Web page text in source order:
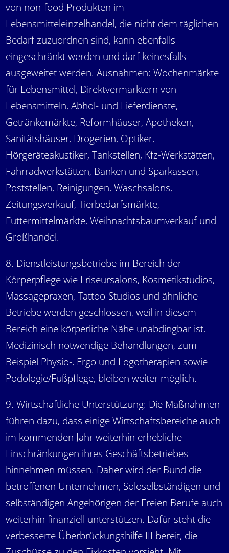
von non-food Produkten im
Lebensmitteleinzelhandel, die nicht dem täglichen
Bedarf zuzuordnen sind, kann ebenfalls
eingeschränkt werden und darf keinesfalls
ausgeweitet werden. Ausnahmen: Wochenmärkte
für Lebensmittel, Direktvermarktern von
Lebensmitteln, Abhol- und Lieferdienste,
Getränkemärkte, Reformhäuser, Apotheken,
Sanitätshäuser, Drogerien, Optiker,
Hörgeräteakustiker, Tankstellen, Kfz-Werkstätten,
Fahrradwerkstätten, Banken und Sparkassen,
Poststellen, Reinigungen, Waschsalons,
Zeitungsverkauf, Tierbedarfsmärkte,
Futtermittelmärkte, Weihnachtsbaumverkauf und
Großhandel.
8. Dienstleistungsbetriebe im Bereich der
Körperpflege wie Friseursalons, Kosmetikstudios,
Massagepraxen, Tattoo-Studios und ähnliche
Betriebe werden geschlossen, weil in diesem
Bereich eine körperliche Nähe unabdingbar ist.
Medizinisch notwendige Behandlungen, zum
Beispiel Physio-, Ergo und Logotherapien sowie
Podologie/Fußpflege, bleiben weiter möglich.
9. Wirtschaftliche Unterstützung: Die Maßnahmen
führen dazu, dass einige Wirtschaftsbereiche auch
im kommenden Jahr weiterhin erhebliche
Einschränkungen ihres Geschäftsbetriebes
hinnehmen müssen. Daher wird der Bund die
betroffenen Unternehmen, Soloselbständigen und
selbständigen Angehörigen der Freien Berufe auch
weiterhin finanziell unterstützen. Dafür steht die
verbesserte Überbrückungshilfe III bereit, die